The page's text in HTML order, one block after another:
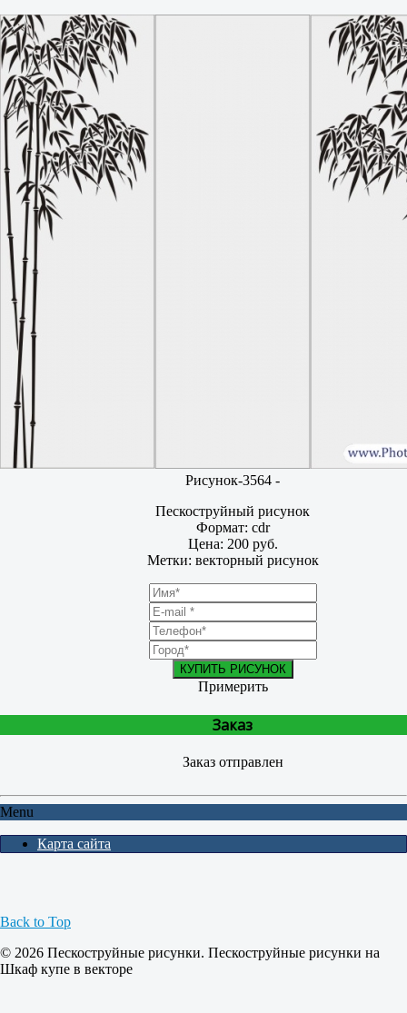
Рисунок-3564 -
Пескоструйный рисунок
Формат: cdr
Цена: 200 руб.
Метки: векторный рисунок
КУПИТЬ РИСУНОК
Примерить
Заказ
Заказ отправлен
Menu
Карта сайта
Back to Top
© 2026 Пескоструйные рисунки. Пескоструйные рисунки на
Шкаф купе в векторе